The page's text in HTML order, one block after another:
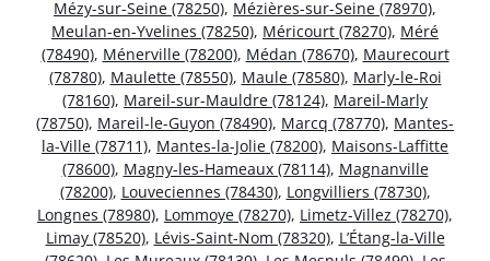
Mézy-sur-Seine (78250), Mézières-sur-Seine (78970),
Meulan-en-Yvelines (78250), Méricourt (78270), Méré
(78490), Ménerville (78200), Médan (78670), Maurecourt
(78780), Maulette (78550), Maule (78580), Marly-le-Roi
(78160), Mareil-sur-Mauldre (78124), Mareil-Marly
(78750), Mareil-le-Guyon (78490), Marcq (78770), Mantes-
la-Ville (78711), Mantes-la-Jolie (78200), Maisons-Laffitte
(78600), Magny-les-Hameaux (78114), Magnanville
(78200), Louveciennes (78430), Longvilliers (78730),
Longnes (78980), Lommoye (78270), Limetz-Villez (78270),
Limay (78520), Lévis-Saint-Nom (78320), L’Étang-la-Ville